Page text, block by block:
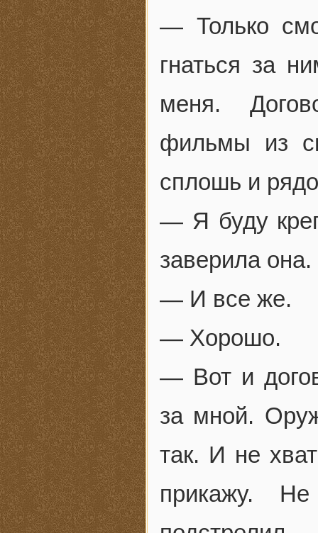
— Только
гнаться за
меня.
фильмы из
сплошь и
— Я буду
заверила она.
— И все же.
— Хорошо.
— Вот и
за мной.
так. И не
прикажу.